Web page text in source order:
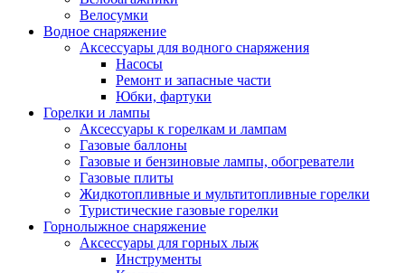
Велосумки
Водное снаряжение
Аксессуары для водного снаряжения
Насосы
Ремонт и запасные части
Юбки, фартуки
Горелки и лампы
Аксессуары к горелкам и лампам
Газовые баллоны
Газовые и бензиновые лампы, обогреватели
Газовые плиты
Жидкотопливные и мультитопливные горелки
Туристические газовые горелки
Горнолыжное снаряжение
Аксессуары для горных лыж
Инструменты